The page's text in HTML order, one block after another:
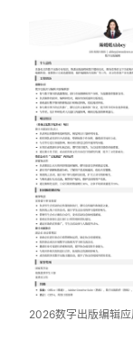
2026数字出版编辑